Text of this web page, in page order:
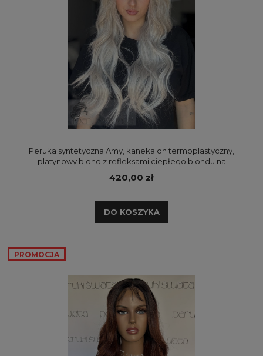
Peruka syntetyczna Amy, kanekalon termoplastyczny,
platynowy blond z refleksami ciepłego blondu na
420,00 zł
DO KOSZYKA
PROMOCJA